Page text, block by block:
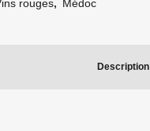
rouges, Médoc
Description